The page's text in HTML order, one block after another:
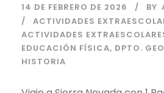
14 DE FEBRERO DE 2026 BY
ACTIVIDADES
ACTIVIDADES
EDUCACIÓN FÍSICA, DPTO.
HISTORIA